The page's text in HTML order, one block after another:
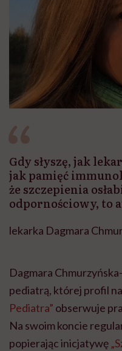
Gdy słyszę, jak
jak pamięć
że szczepienia
odpornościowy, to
lekarka Dagmara
Dagmara
pediatrą, której profil
Pediatra” obserwuje
Na swoim koncie
popierając inicjatywę